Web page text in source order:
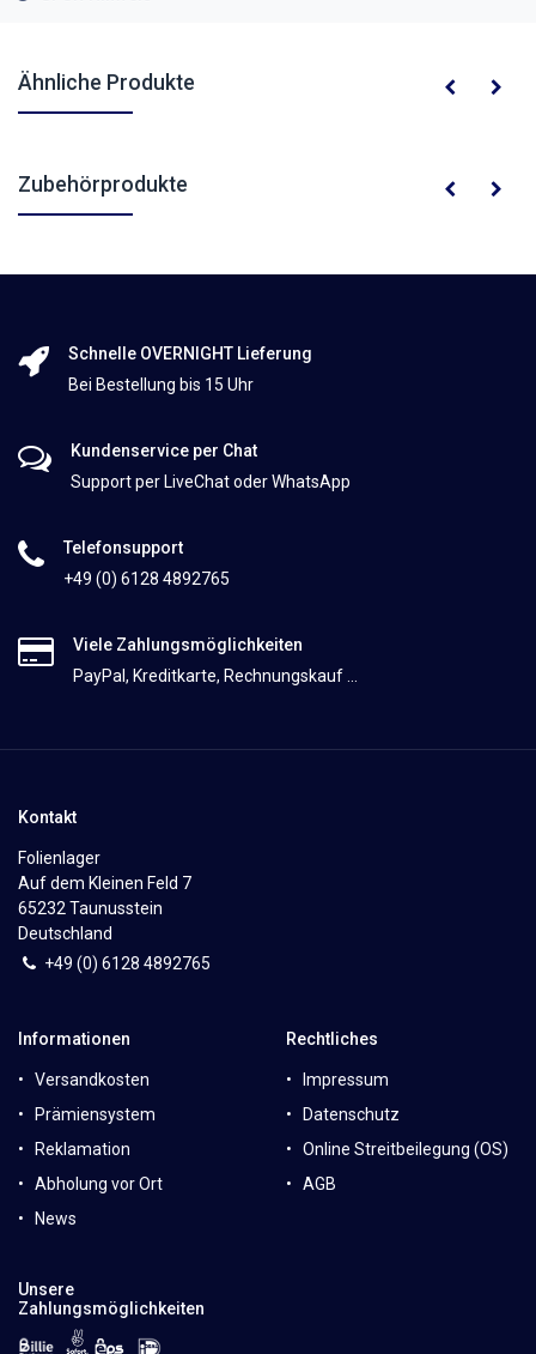
Ähnliche Produkte
Zubehörprodukte
Schnelle OVERNIGHT Lieferung
Bei Bestellung bis 15 Uhr
Kundenservice per Chat
Support per LiveChat oder WhatsApp
Telefonsupport
+49 (0) 6128 4892765
Viele Zahlungsmöglichkeiten
PayPal, Kreditkarte, Rechnungskauf ...
Kontakt
Folienlager
Auf dem Kleinen Feld 7
65232 Taunusstein
Deutschland
+49 (0) 6128 4892765
Informationen
Versandkosten
Prämiensystem
Reklamation
Abholung vor Ort
News
Rechtliches
Impressum
Datenschutz
Online Streitbeilegung (OS)
AGB
Unsere
Zahlungsmöglichkeiten